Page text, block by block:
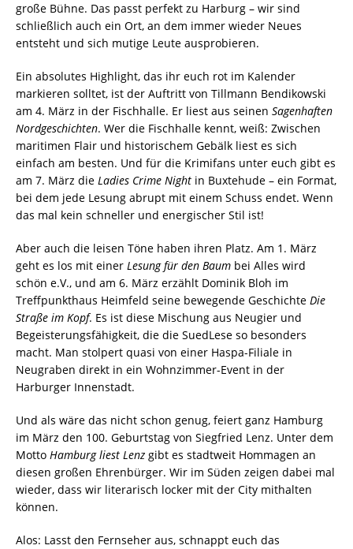
große Bühne. Das passt perfekt zu Harburg – wir sind
schließlich auch ein Ort, an dem immer wieder Neues
entsteht und sich mutige Leute ausprobieren.
Ein absolutes Highlight, das ihr euch rot im Kalender
markieren solltet, ist der Auftritt von Tillmann Bendikowski
am 4. März in der Fischhalle. Er liest aus seinen Sagenhaften
Nordgeschichten. Wer die Fischhalle kennt, weiß: Zwischen
maritimen Flair und historischem Gebälk liest es sich
einfach am besten. Und für die Krimifans unter euch gibt es
am 7. März die Ladies Crime Night in Buxtehude – ein Format,
bei dem jede Lesung abrupt mit einem Schuss endet. Wenn
das mal kein schneller und energischer Stil ist!
Aber auch die leisen Töne haben ihren Platz. Am 1. März
geht es los mit einer Lesung für den Baum bei Alles wird
schön e.V., und am 6. März erzählt Dominik Bloh im
Treffpunkthaus Heimfeld seine bewegende Geschichte Die
Straße im Kopf. Es ist diese Mischung aus Neugier und
Begeisterungsfähigkeit, die die SuedLese so besonders
macht. Man stolpert quasi von einer Haspa-Filiale in
Neugraben direkt in ein Wohnzimmer-Event in der
Harburger Innenstadt.
Und als wäre das nicht schon genug, feiert ganz Hamburg
im März den 100. Geburtstag von Siegfried Lenz. Unter dem
Motto Hamburg liest Lenz gibt es stadtweit Hommagen an
diesen großen Ehrenbürger. Wir im Süden zeigen dabei mal
wieder, dass wir literarisch locker mit der City mithalten
können.
Alos: Lasst den Fernseher aus, schnappt euch das